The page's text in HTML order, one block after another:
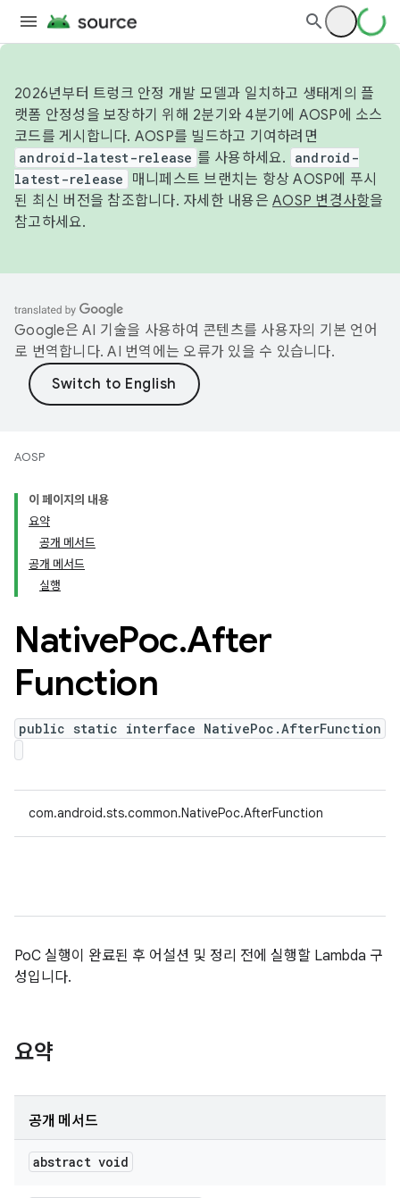
2026년부터 트렁크 안정 개발 모델과 일치하고 생태계의 플
랫폼 안정성을 보장하기 위해 2분기와 4분기에 AOSP에 소스
코드를 게시합니다. AOSP를 빌드하고 기여하려면
android-latest-release 를 사용하세요.
android-
latest-release
매니페스트 브랜치는 항상 AOSP에 푸시
된 최신 버전을 참조합니다. 자세한 내용은 AOSP 변경사항을
참고하세요.
Google은 AI 기술을 사용하여 콘텐츠를 사용자의 기본 언어
로 번역합니다. AI 번역에는 오류가 있을 수 있습니다.
AOSP
이 페이지의 내용
요약
공개 메서드
공개 메서드
실행
NativePoc.After
Function
public static interface NativePoc.AfterFunction
com.android.sts.common.NativePoc.AfterFunction
PoC 실행이 완료된 후 어설션 및 정리 전에 실행할 Lambda 구
성입니다.
요약
공개 메서드
abstract void